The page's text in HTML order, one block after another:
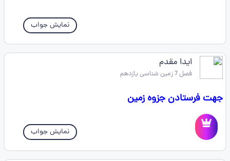
نمایش جواب
ایدا مقدم
فصل 7 زمین شناسی یازدهم
جهت فرستادن جزوه زمین
نمایش جواب